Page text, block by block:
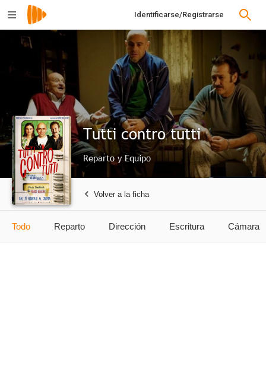
Identificarse/Registrarse
Tutti contro tutti
Reparto y Equipo
Volver a la ficha
Todo Reparto Dirección Escritura Cámara